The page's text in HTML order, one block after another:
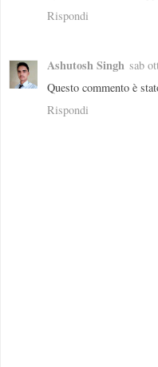
Rispondi
Ashutosh Singh sab
Questo commento è
Rispondi